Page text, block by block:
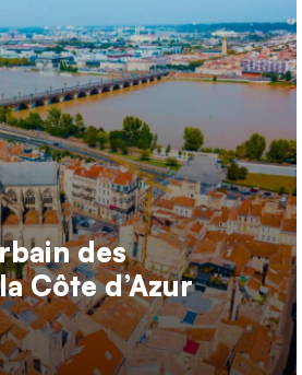
des
Côte d’Azur